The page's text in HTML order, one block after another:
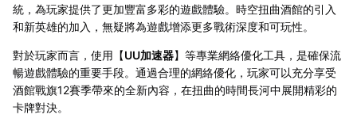
統，為玩家提供了更加豐富多彩的遊戲體驗。時空扭曲酒館的引入
和新英雄的加入，無疑將為遊戲增添更多戰術深度和可玩性。
對於玩家而言，使用【UU加速器】等專業網絡優化工具，是確保流
暢遊戲體驗的重要手段。通過合理的網絡優化，玩家可以充分享受
酒館戰旗12賽季帶來的全新內容，在扭曲的時間長河中展開精彩的
卡牌對決。